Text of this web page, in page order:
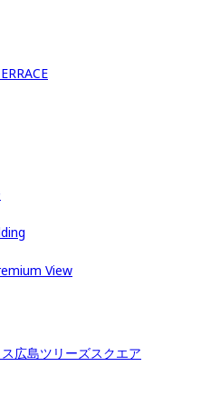
View
広島ツリーズスクエア